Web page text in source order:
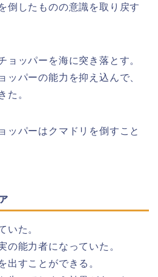
倒したものの意識を取り戻す
ョッパーを海に突き落とす。
ッパーの能力を抑え込んで、
た。
ッパーはクマドリを倒すこと
いた。
の能力者になっていた。
出すことができる。